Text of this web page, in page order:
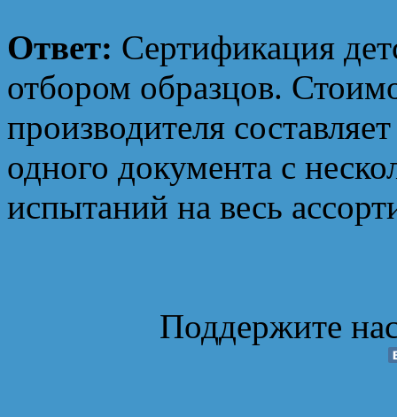
Ответ: Сертификация
отбором образцов.
производителя
одного документа с
испытаний на весь
Поддержите